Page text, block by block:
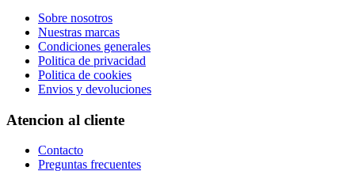
Sobre nosotros
Nuestras marcas
Condiciones generales
Politica de privacidad
Politica de cookies
Envios y devoluciones
Atencion al cliente
Contacto
Preguntas frecuentes